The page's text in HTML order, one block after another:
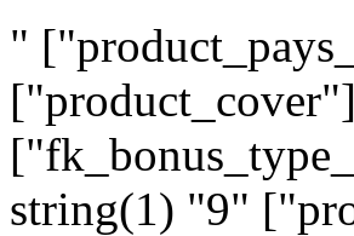
" ["product_pays_fr"]=> string(7) "France " ["product_cover"]=> string(7) "771.jpg" ["fk_bonus_type_id"]=> string(1) "0" ["fk_genre_id"]=> string(1) "9" ["product_views"]=> string(3) "252" ["product_views_lastmonth"]=> string(1) "2" ["product_sortie_semaine"]=> string(1) "0" ["product_free"]=> string(1) "0" ["product_allocine_id"]=> string(6) "216364" ["product_duration"]=> string(2) "25" ["actu_id"]=> NULL ["actu_date"]=> NULL ["actu_desc_fr"]=> NULL ["actu_content_fr"]=> NULL ["actu_promue"]=> NULL ["lp_page_id"]=> NULL ["lp_page_title_para_fr"]=> NULL ["lp_page_title_une_fr"]=> NULL ["lp_page_title_offre_fr"]=> NULL ["lp_page_subtitle_offre_fr"]=> NULL ["lp_page_bloc1_offre_fr"]=> NULL ["lp_page_bloc2_offre_fr"]=> NULL ["lp_page_asterisque_fr"]=> NULL ["lp_page_footer_title_fr"]=> NULL ["lp_page_footer_img_fr"]=> NULL ["lp_page_footer_alt_fr"]=> NULL ["sortie_id"]=> NULL ["sortie_auteur"]=> NULL ["sortie_img"]=> NULL ["sortie_img_alt"]=> NULL ["sortie_presentation"]=> NULL ["sortie_home"]=> NULL ["cineaste_id"]=> NULL ["cineaste_nom"]=> NULL ["cineaste_presentation"]=> NULL ["cineaste_home"]=> NULL ["evenement_id"]=> NULL ["evenement_presentation"]=> NULL ["evenement_home"]=> NULL ["rubrique_id"]=> string(5) "47747" ["ocms_version"]=> string(5) "47747" ["ocms_version_name"]=> NULL ["ocms_etat"]=> string(8) "en_ligne" ["ocms_creator"]=> NULL ["ocms_date_crea"]=> string(19) "2022-08-31 09:41:06" ["ocms_date_modif"]=> string(19) "2026-08-07 00:03:20" ["ocms_date_publi"]=> string(19) "0000-00-00 00:00:00" ["ocms_date_online"]=> string(19) "2026-05-12 06:30:00" ["ocms_date_offline"]=> string(19) "2027-02-12 22:59:00" ["fk_gabarit_id"]=> string(1) "3" ["fk_rubrique_id"]=> string(1) "6" ["rubrique_ordre"]=> string(3) "113" ["rubrique_gabarit_param"]=> string(0) "" ["rubrique_url_fr"]=> string(14) "cadavre-exquis" ["rubrique_titre_fr"]=> string(14) "Cadavre exquis" ["rubrique_titre_page_fr"]=> string(0) ""